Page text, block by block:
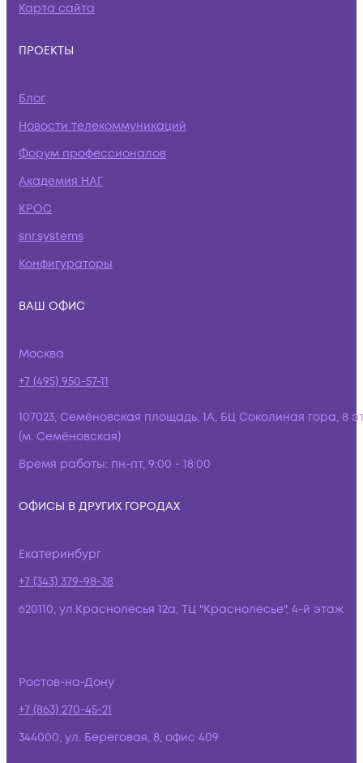
Карта сайта
ПРОЕКТЫ
Блог
Новости телекоммуникаций
Форум профессионалов
Академия НАГ
КРОС
snr.systems
Конфигураторы
ВАШ ОФИС
Москва
+7 (495) 950-57-11
107023, Семёновская площадь, 1А, БЦ Соколиная гора, 8
(м. Семёновская)
Время работы: пн-пт, 9:00 - 18:00
ОФИСЫ В ДРУГИХ ГОРОДАХ
Екатеринбург
+7 (343) 379-98-38
620110, ул.Краснолесья 12а, ТЦ "Краснолесье", 4-й этаж
Ростов-на-Дону
+7 (863) 270-45-21
344000, ул. Береговая, 8, офис 409